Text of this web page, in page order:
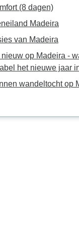
(8 dagen)
Madeira
van Madeira
op Madeira -
het nieuwe jaar
wandeltocht op